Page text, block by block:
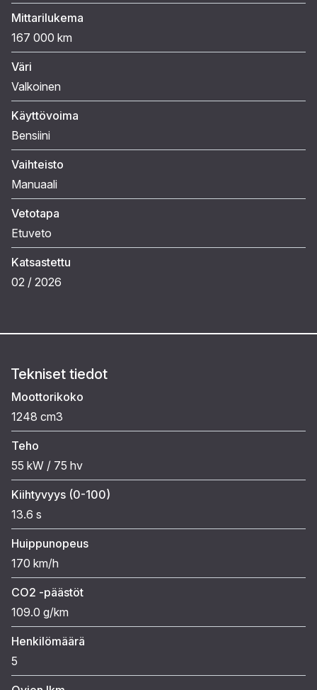
Mittarilukema
167 000 km
Väri
Valkoinen
Käyttövoima
Bensiini
Vaihteisto
Manuaali
Vetotapa
Etuveto
Katsastettu
02 / 2026
Tekniset tiedot
Moottorikoko
1248 cm3
Teho
55 kW / 75 hv
Kiihtyvyys (0-100)
13.6 s
Huippunopeus
170 km/h
CO2 -päästöt
109.0 g/km
Henkilömäärä
5